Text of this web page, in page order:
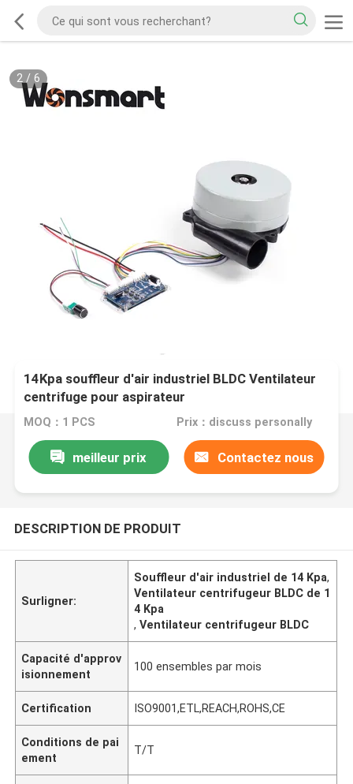
2/ 6
14Kpa souffleur d'air industriel BLDC Ventilateur
centrifuge pour aspirateur
MOQ：1 PCS Prix：discuss personally
meilleur prix Contactez nous
DESCRIPTION DE PRODUIT
Surligner:
Souffleur d'air industriel de 14 Kpa,
Ventilateur centrifugeur BLDC de 1
4 Kpa
,Ventilateur centrifugeur BLDC
Capacité d'approv
isionnement
100 ensembles par mois
Certification ISO9001,ETL,REACH,ROHS,CE
Conditions de pai
ement
T/T